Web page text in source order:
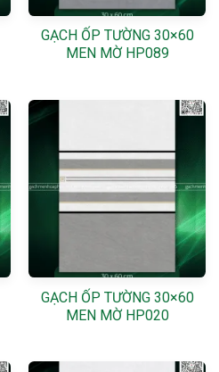
GẠCH ỐP TƯỜNG 30×60
MEN MỜ HP089
GẠCH ỐP TƯỜNG 30×60
MEN MỜ HP020